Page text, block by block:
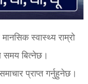
स्वास्थ्य राम्रो
बित्नेछ।
प्राप्त गर्नुहुनेछ।